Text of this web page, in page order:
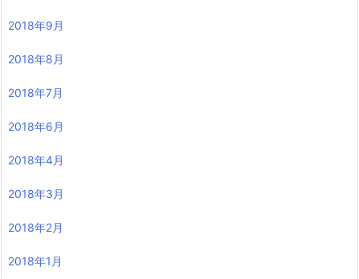
2018年9月
2018年8月
2018年7月
2018年6月
2018年4月
2018年3月
2018年2月
2018年1月